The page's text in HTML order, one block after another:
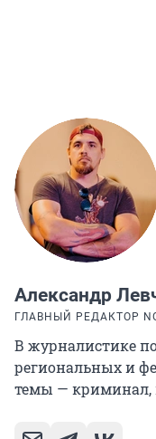
Александр
ГЛАВНЫЙ РЕДАКТОР
В журналистике
региональных и
темы — криминал,